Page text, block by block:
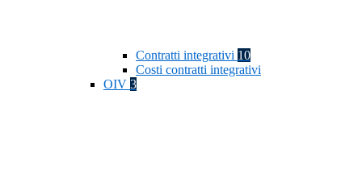
Contratti integrativi 10
Costi contratti integrativi
OIV 3